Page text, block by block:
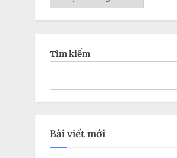
trữ
Tìm kiếm
Bài viết mới